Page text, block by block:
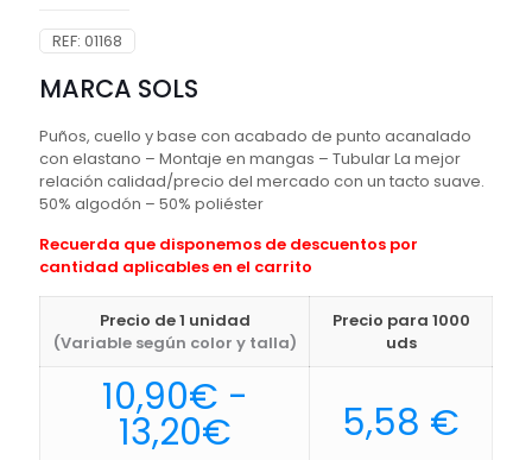
REF: 01168
MARCA SOLS
Puños, cuello y base con acabado de punto acanalado
con elastano – Montaje en mangas – Tubular La mejor
relación calidad/precio del mercado con un tacto suave.
50% algodón – 50% poliéster
Recuerda que disponemos de descuentos por
cantidad aplicables en el carrito
Precio de 1 unidad
(Variable según color y talla)
Precio para 1000
uds
10,90€ -
13,20€Rango 5,58 €